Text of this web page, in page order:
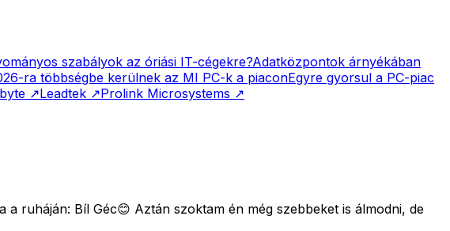
szabályok az óriási IT-cégekre?Adatközpontok árnyékában
ra többségbe kerülnek az MI PC-k a piaconEgyre gyorsul a PC-piac
↗Leadtek ↗Prolink Microsystems ↗
ruháján: Bíl Géc😊 Aztán szoktam én még szebbeket is álmodni, de